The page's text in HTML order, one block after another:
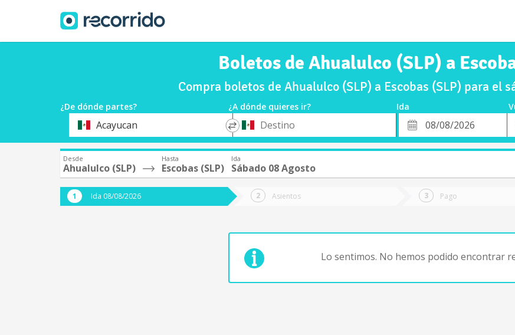
Boletos de Ahualulco (SLP) a
Compra boletos de Ahualulco (SLP) a Escobas (SLP) para el
¿De dónde partes? ¿A dónde quieres ir? Ida
OrigenAcayucan
*
Destino
Fecha
de
Desde
Ahualulco (SLP)
Hasta
Escobas (SLP)
Ida
Sábado 08 Agosto
Ida 08/08/2026 Asientos Pago
Lo sentimos. No hemos podido encontrar